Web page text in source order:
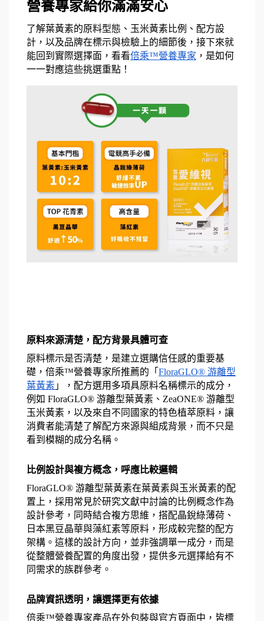
營養專家給你滿滿安心
了解葉黃素的原料型態、玉米黃素比例、配方設
計，以及品牌在標示與檢驗上的細節後，接下來就
能回到實際選擇面，看看倍乘™營養專家 ，是如何
一一對應這些挑選重點！
原料來源清楚，配方背景具體可查
原料標示是否清楚，是建立選購信任感的重要基
礎，倍乘™營養專家所推薦的「 FloraGLO® 游離型
葉黃素 」，配方選用多項具原料名稱標示的成分，
例如 FloraGLO® 游離型葉黃素、ZeaONE® 游離型
玉米黃素，以及來自不同國家的特色植萃原料，讓
消費者能清楚了解配方來源與組成背景，而不只是
看到模糊的成分名稱。
比例設計與複方概念，呼應比較邏輯
FloraGLO® 游離型葉黃素在葉黃素與玉米黃素的配
置上，採用常見於研究文獻中討論的比例概念作為
設計參考，同時結合複方思維，搭配晶銳綠薄荷、
日本黑豆晶華與藻紅素等原料，形成較完整的配方
架構。這樣的設計方向，並非強調單一成分，而是
從整體營養配置的角度出發，提供多元選擇給有不
同需求的族群參考。
品牌資訊透明，讓選擇更有依據
倍乘™營養專家產品在外包裝與官方頁面中，皆標